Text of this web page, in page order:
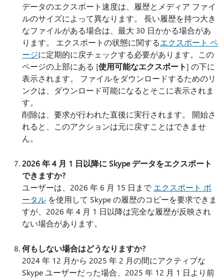
データのエクスポート速度は、履歴とメディア ファイ
ルのサイズによって異なります。 長い履歴を持つ大き
なファイルがある場合は、最大 30 日かかる場合があ
ります。 エクスポートの状態に関するエクスポート ペ
ージに定期的に戻チェックする必要があります。この
ページの上部にある [使用可能なエクスポート] の下に
表示されます。 ファイルをダウンロードするためのリ
ンクは、ダウンロード可能になるとそこに表示されま
す。
削除は、要求が行われた直後に実行されます。 開始さ
れると、このアクションは元に戻すことはできませ
ん。
2026 年 4 月 1 日以降に Skype データをエクスポート
できますか?
ユーザーは、2026 年 6 月 15 日まで エクスポート ポ
ータル を使用して Skype の履歴のコピーを要求できま
すが、2026 年 4 月 1 日以降は完全な履歴が反映され
ない場合があります。
何もしない場合はどうなりますか?
2024 年 12 月から 2025 年 2 月の間にアクティブな
Skype ユーザーだった場合、2025 年 12 月 1 日より前